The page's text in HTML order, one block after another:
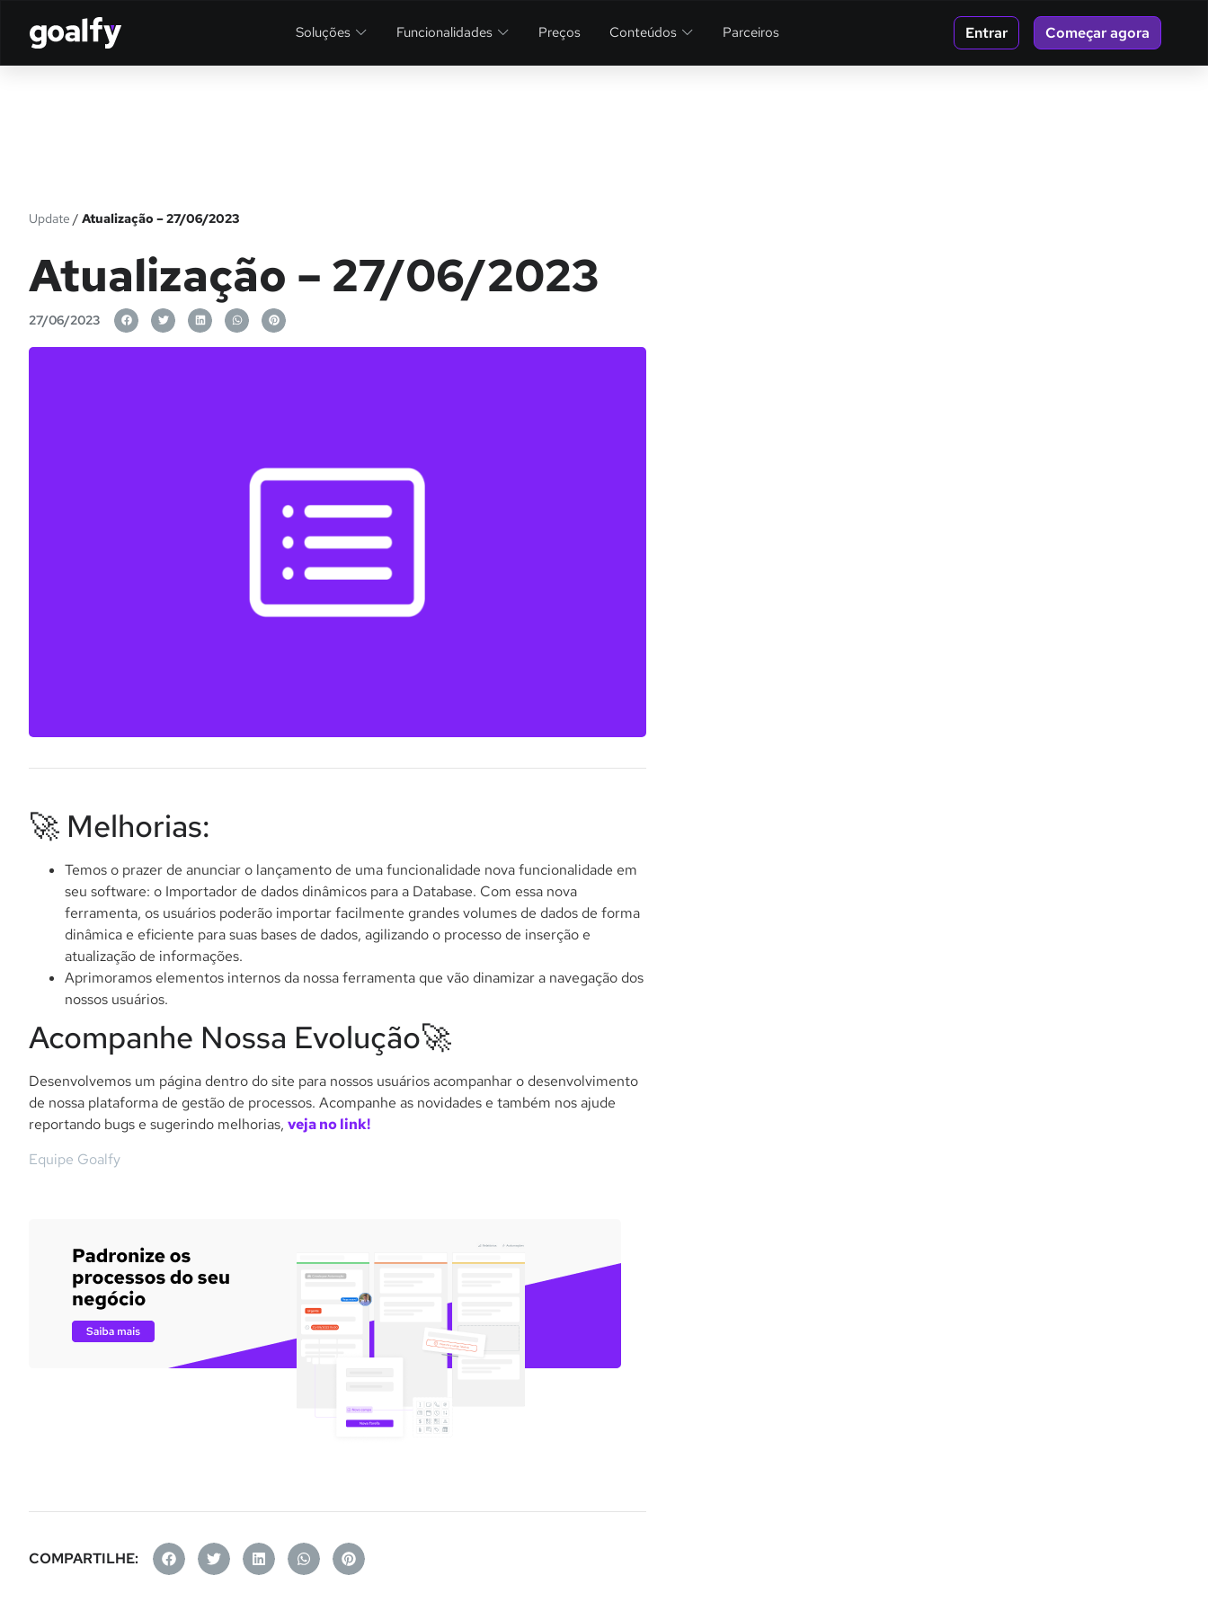
Soluções Funcionalidades Preços Conteúdos Parceiros Entrar Começar agora
Update / Atualização – 27/06/2023
Atualização – 27/06/2023
27/06/2023
🚀 Melhorias:
Temos o prazer de anunciar o lançamento de uma funcionalidade nova funcionalidade em
seu software: o Importador de dados dinâmicos para a Database. Com essa nova
ferramenta, os usuários poderão importar facilmente grandes volumes de dados de forma
dinâmica e eficiente para suas bases de dados, agilizando o processo de inserção e
atualização de informações.
Aprimoramos elementos internos da nossa ferramenta que vão dinamizar a navegação dos
nossos usuários.
Acompanhe Nossa Evolução🚀
Desenvolvemos um página dentro do site para nossos usuários acompanhar o desenvolvimento
de nossa plataforma de gestão de processos. Acompanhe as novidades e também nos ajude
reportando bugs e sugerindo melhorias, veja no link!
Equipe Goalfy
COMPARTILHE: